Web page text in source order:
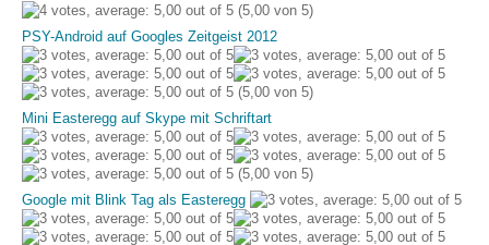
(5,00 von 5)
PSY-Android auf Googles Zeitgeist 2012
(5,00 von 5)
Mini Easteregg auf Skype mit Schriftart
(5,00 von 5)
Google mit Blink Tag als Easteregg